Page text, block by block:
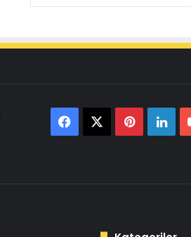
FacebookPinterest